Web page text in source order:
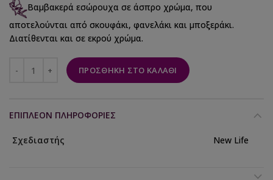
Βαμβακερά εσώρουχα σε άσπρο χρώμα, που
αποτελούνται από σκουφάκι, φανελάκι και μποξεράκι.
Διατίθενται και σε εκρού χρώμα.
ΠΡΟΣΘΉΚΗ ΣΤΟ ΚΑΛΆΘΙ
ΕΠΙΠΛΈΟΝ ΠΛΗΡΟΦΟΡΊΕΣ
Σχεδιαστής New Life